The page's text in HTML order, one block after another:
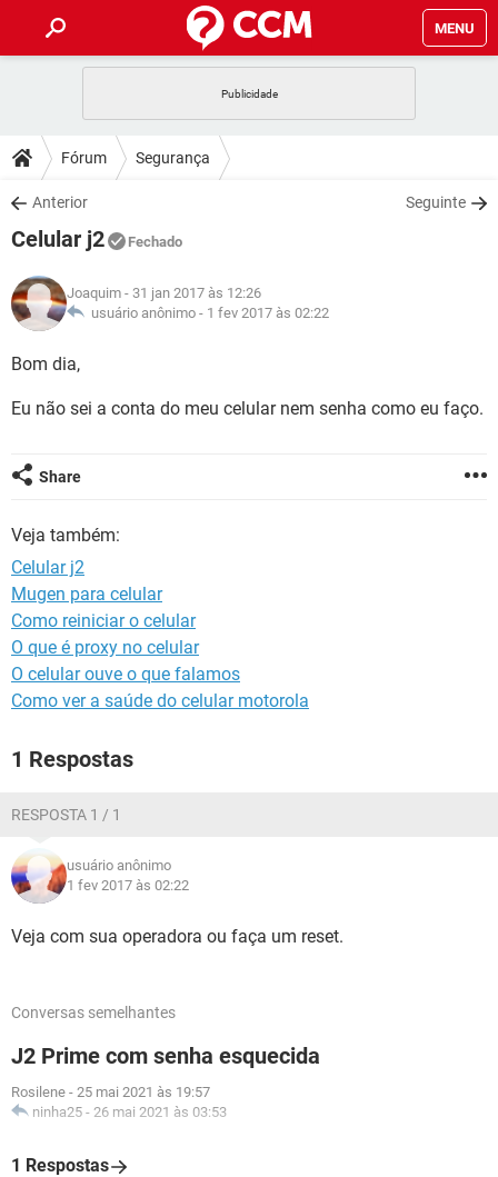
MENU
CELULAR
OUTLOOK
INSTAGRAM
GUIA DE COMPRAS
DICAS
JOGOS
INSTAGRAM
GUIA DE COMPRAS
DOWNLOADS
JOGOS
CELULAR
OUTLOOK EXCEL
INSTAGRAM
JOGOS
CELULAR
OUTLOOK
INSTAGRAM GMAIL
GLOSSÁRIO
JOGOS
INSTAGRAM
Fórum Segurança
Anterior Seguinte
Celular j2 Fechado
Joaquim - 31 jan 2017 às 12:26
usuário anônimo - 1 fev 2017 às 02:22
Bom dia,
Eu não sei a conta do meu celular nem senha como eu faço.
Share
Veja também:
Celular j2
Mugen para celular
Como reiniciar o celular
O que é proxy no celular
O celular ouve o que falamos
Como ver a saúde do celular motorola
1 Respostas
RESPOSTA 1 / 1
usuário anônimo
1 fev 2017 às 02:22
Veja com sua operadora ou faça um reset.
Conversas semelhantes
J2 Prime com senha esquecida
Rosilene - 25 mai 2021 às 19:57
ninha25 - 26 mai 2021 às 03:53
1 Respostas